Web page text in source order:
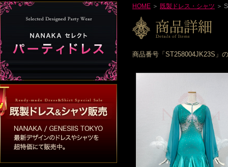
HOME ＞ 既製ドレス・シャツ ＞
商品番号「ST258004JK23S」